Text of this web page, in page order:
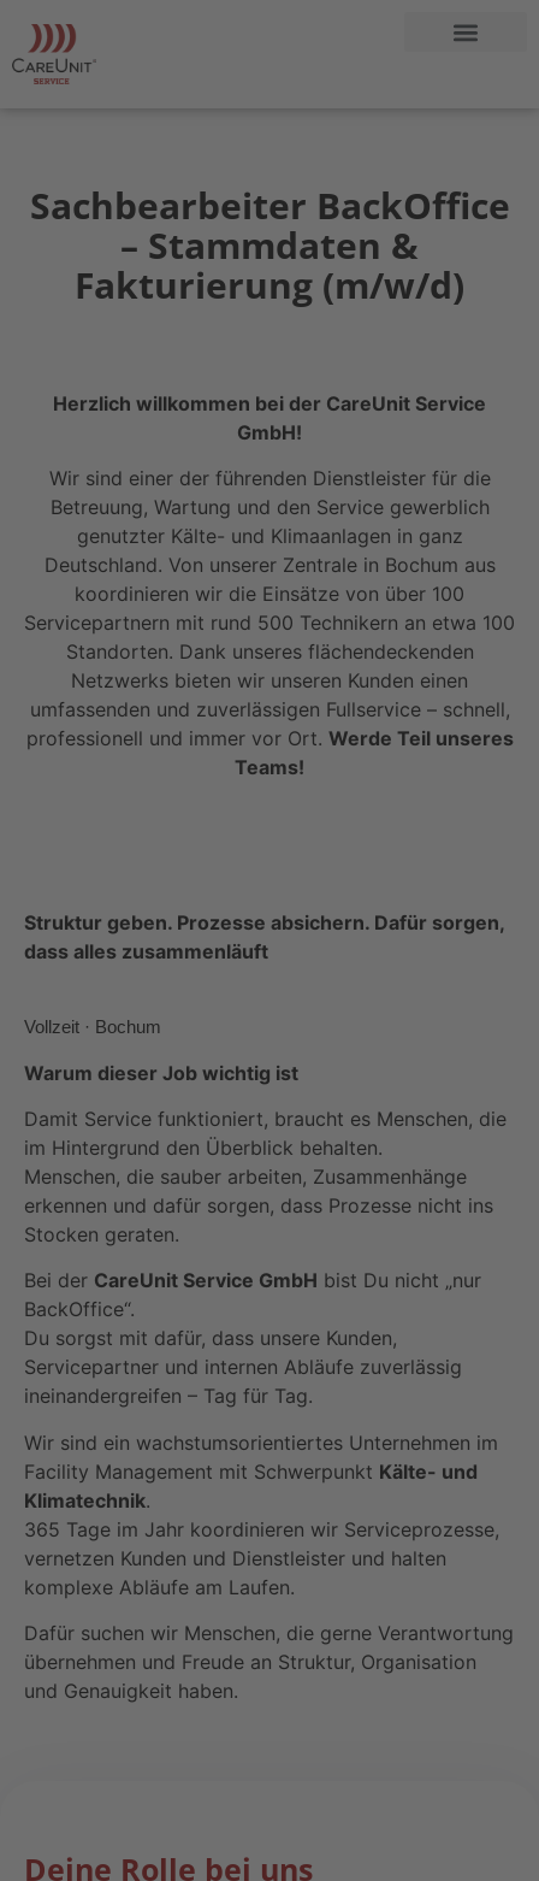
Sachbearbeiter BackOffice
– Stammdaten &
Fakturierung (m/w/d)
Herzlich willkommen bei der CareUnit Service
GmbH!
Wir sind einer der führenden Dienstleister für die
Betreuung, Wartung und den Service gewerblich
genutzter Kälte- und Klimaanlagen in ganz
Deutschland. Von unserer Zentrale in Bochum aus
koordinieren wir die Einsätze von über 100
Servicepartnern mit rund 500 Technikern an etwa 100
Standorten. Dank unseres flächendeckenden
Netzwerks bieten wir unseren Kunden einen
umfassenden und zuverlässigen Fullservice – schnell,
professionell und immer vor Ort. Werde Teil unseres
Teams!
Struktur geben. Prozesse absichern. Dafür sorgen,
dass alles zusammenläuft
Vollzeit · Bochum
Warum dieser Job wichtig ist
Damit Service funktioniert, braucht es Menschen, die
im Hintergrund den Überblick behalten.
Menschen, die sauber arbeiten, Zusammenhänge
erkennen und dafür sorgen, dass Prozesse nicht ins
Stocken geraten.
Bei der CareUnit Service GmbH bist Du nicht „nur
BackOffice“.
Du sorgst mit dafür, dass unsere Kunden,
Servicepartner und internen Abläufe zuverlässig
ineinandergreifen – Tag für Tag.
Wir sind ein wachstumsorientiertes Unternehmen im
Facility Management mit Schwerpunkt Kälte- und
Klimatechnik.
365 Tage im Jahr koordinieren wir Serviceprozesse,
vernetzen Kunden und Dienstleister und halten
komplexe Abläufe am Laufen.
Dafür suchen wir Menschen, die gerne Verantwortung
übernehmen und Freude an Struktur, Organisation
und Genauigkeit haben.
Deine Rolle bei uns